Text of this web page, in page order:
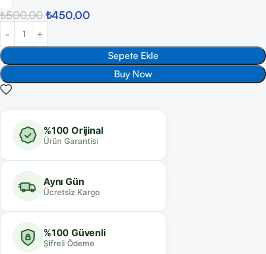
₺500,00 ₺450,00
Sepete Ekle
Buy Now
%100 Orijinal
Ürün Garantisi
Aynı Gün
Ücretsiz Kargo
%100 Güvenli
Şifreli Ödeme